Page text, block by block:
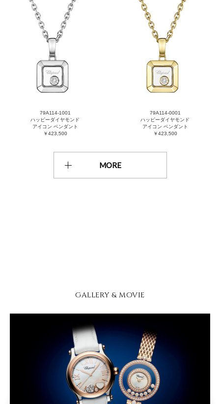
79A114-1001
ハッピーダイヤモンド
アイコン ペンダント
￥423,500
79A114-0001
ハッピーダイヤモンド
アイコン ペンダント
￥423,500
MORE
GALLERY & MOVIE